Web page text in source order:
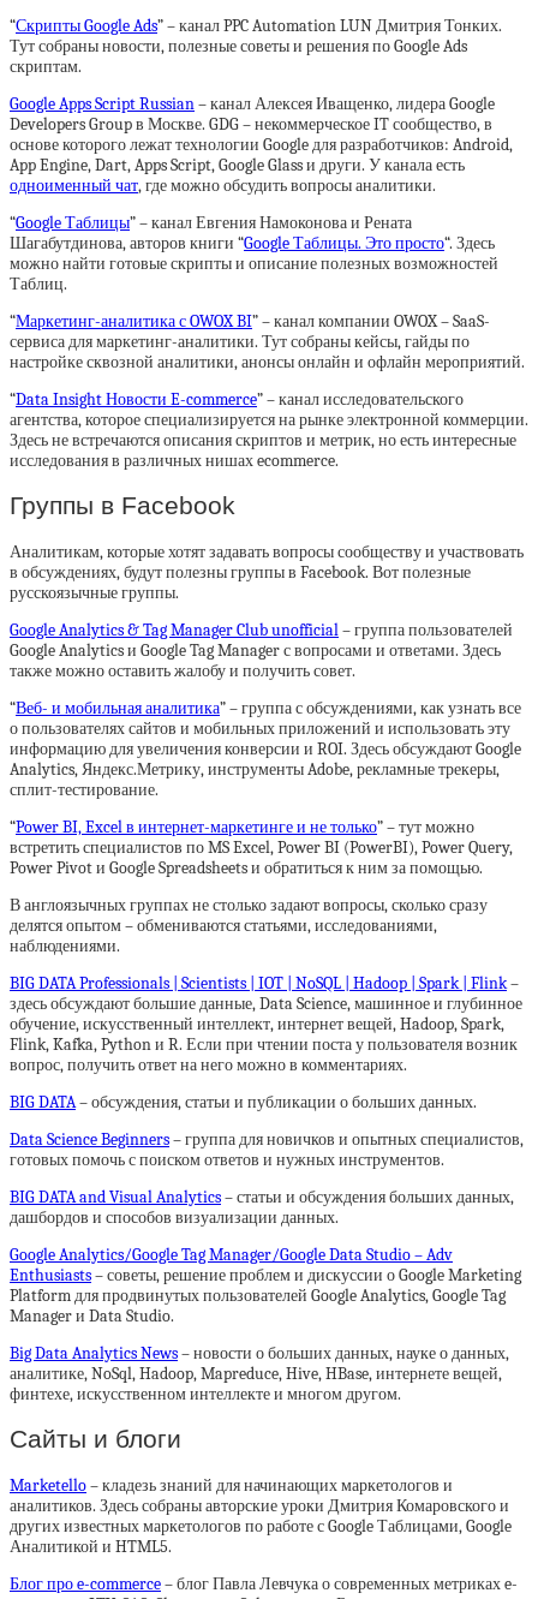
“Скрипты Google Ads” – канал PPC Automation LUN Дмитрия Тонких.
Тут собраны новости, полезные советы и решения по Google Ads
скриптам.
Google Apps Script Russian– канал Алексея Иващенко, лидера Google
Developers Group в Москве. GDG – некоммерческое IT сообщество, в
основе которого лежат технологии Google для разработчиков: Android,
App Engine, Dart, Apps Script, Google Glass и други. У канала есть
одноименный чат, где можно обсудить вопросы аналитики.
“Google Таблицы” – канал Евгения Намоконова и Рената
Шагабутдинова, авторов книги “Google Таблицы. Это просто“. Здесь
можно найти готовые скрипты и описание полезных возможностей
Таблиц.
“Маркетинг-аналитика с OWOX BI” – канал компании OWOX – SaaS-
сервиса для маркетинг-аналитики. Тут собраны кейсы, гайды по
настройке сквозной аналитики, анонсы онлайн и офлайн мероприятий.
“Data Insight Новости E-commerce” – канал исследовательского
агентства, которое специализируется на рынке электронной коммерции.
Здесь не встречаются описания скриптов и метрик, но есть интересные
исследования в различных нишах ecommerce.
Группы в Facebook
Аналитикам, которые хотят задавать вопросы сообществу и участвовать
в обсуждениях, будут полезны группы в Facebook. Вот полезные
русскоязычные группы.
Google Analytics & Tag Manager Club unofficial– группа пользователей
Google Analytics и Google Tag Manager с вопросами и ответами. Здесь
также можно оставить жалобу и получить совет.
“Веб- и мобильная аналитика” – группа с обсуждениями, как узнать все
о пользователях сайтов и мобильных приложений и использовать эту
информацию для увеличения конверсии и ROI. Здесь обсуждают Google
Analytics, Яндекс.Метрику, инструменты Adobe, рекламные трекеры,
сплит-тестирование.
“Power BI, Excel в интернет-маркетинге и не только” – тут можно
встретить специалистов по MS Excel, Power BI (PowerBI), Power Query,
Power Pivot и Google Spreadsheets и обратиться к ним за помощью.
В англоязычных группах не столько задают вопросы, сколько сразу
делятся опытом – обмениваются статьями, исследованиями,
наблюдениями.
BIG DATA Professionals | Scientists | IOT | NoSQL | Hadoop | Spark | Flink–
здесь обсуждают большие данные, Data Science, машинное и глубинное
обучение, искусственный интеллект, интернет вещей, Hadoop, Spark,
Flink, Kafka, Python и R. Если при чтении поста у пользователя возник
вопрос, получить ответ на него можно в комментариях.
BIG DATA– обсуждения, статьи и публикации о больших данных.
Data Science Beginners– группа для новичков и опытных специалистов,
готовых помочь с поиском ответов и нужных инструментов.
BIG DATA and Visual Analytics– статьи и обсуждения больших данных,
дашбордов и способов визуализации данных.
Google Analytics/Google Tag Manager/Google Data Studio – Adv
Enthusiasts– советы, решение проблем и дискуссии о Google Marketing
Platform для продвинутых пользователей Google Analytics, Google Tag
Manager и Data Studio.
Big Data Analytics News– новости о больших данных, науке о данных,
аналитике, NoSql, Hadoop, Mapreduce, Hive, HBase, интернете вещей,
финтехе, искусственном интеллекте и многом другом.
Сайты и блоги
Marketello– кладезь знаний для начинающих маркетологов и
аналитиков. Здесь собраны авторские уроки Дмитрия Комаровского и
других известных маркетологов по работе с Google Таблицами, Google
Аналитикой и HTML5.
Блог про e-commerce– блог Павла Левчука о современных метриках e-